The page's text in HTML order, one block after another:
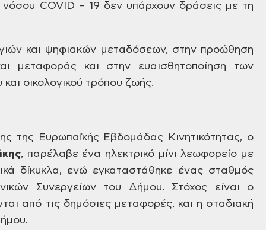
νόσου COVID – 19 δενυπάρχουν δράσεις με τη
και ψηφιακών μεταδόσεων, στην προώθηση
μεταφοράς και στην ευαισθητοποίηση των
οικολογικού τρόπου ζωής.
της Ευρωπαϊκής Εβδομάδας Κινητικότητας, ο
, παρέλαβε ένα ηλεκτρικό μίνι λεωφορείο με
δίκυκλα, ενώ εγκαταστάθηκε ένας σταθμός
Συνεργείων του Δήμου. Στόχος είναι ο
από τις δημόσιεςμεταφορές, και η σταδιακή